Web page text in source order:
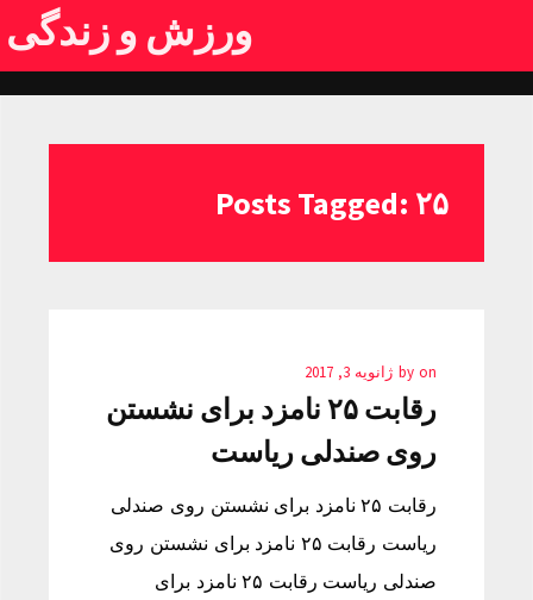
ورزش و زندگی
Posts Tagged: ۲۵
by on ژانویه 3, 2017
رقابت ۲۵ نامزد برای نشستن
روی صندلی ریاست
رقابت ۲۵ نامزد برای نشستن روی صندلی
ریاست رقابت ۲۵ نامزد برای نشستن روی
صندلی ریاست رقابت ۲۵ نامزد برای